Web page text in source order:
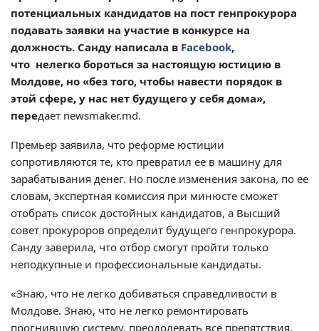
потенциальных кандидатов на пост генпрокурора
подавать заявки на участие в конкурсе на
должность. Санду написала в Facebook,
что нелегко бороться за настоящую юстицию в
Молдове, но «без того, чтобы навести порядок в
этой сфере, у нас нет будущего у себя дома»,
передает newsmaker.md.
Премьер заявила, что реформе юстиции
сопротивляются те, кто превратил ее в машину для
зарабатывания денег. Но после изменения закона, по ее
словам, экспертная комиссия при минюсте сможет
отобрать список достойных кандидатов, а Высший
совет прокуроров определит будущего генпрокурора.
Санду заверила, что отбор смогут пройти только
неподкупные и профессиональные кандидаты.
«Знаю, что не легко добиваться справедливости в
Молдове. Знаю, что не легко ремонтировать
прогнившую систему, преодолевать все препятствия,